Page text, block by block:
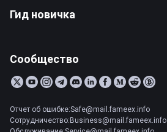
Гид новичка
Сообщество
Отчет об ошибке:Safe@mail.fameex.info
Сотрудничество:Business@mail.fameex.info